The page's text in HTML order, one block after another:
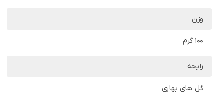
وزن
100 گرم
رایحه
گل های بهاری